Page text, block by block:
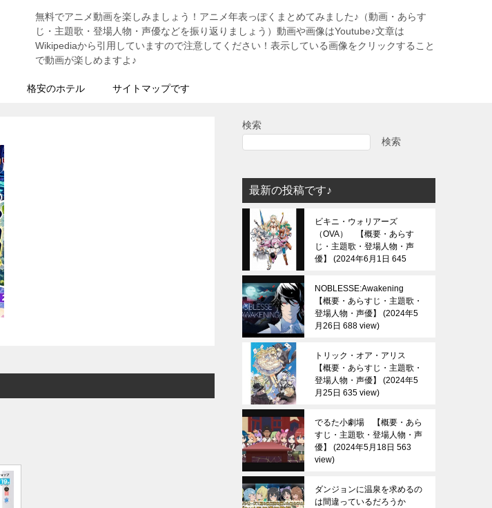
無料でアニメ動画を楽しみましょう！アニメ年表っぽくまとめてみました♪（動画・あらす
じ・主題歌・登場人物・声優などを振り返りましょう）動画や画像はYoutube♪文章は
Wikipediaから引用していますので注意してください！表示している画像をクリックすること
で動画が楽しめますよ♪
格安のホテル サイトマップです
検索
検索
最新の投稿です♪
ビキニ・ウォリアーズ
（OVA） 【概要・あらす
じ・主題歌・登場人物・声
優】
2024年6月1日 645
NOBLESSE:Awakening
【概要・あらすじ・主題歌・
登場人物・声優】
2024年5
月26日 688 view
トリック・オア・アリス
【概要・あらすじ・主題歌・
登場人物・声優】
2024年5
月25日 635 view
でるた小劇場 【概要・あら
すじ・主題歌・登場人物・声
優】
2024年5月18日 563
view
ダンジョンに温泉を求めるの
は間違っているだろうか